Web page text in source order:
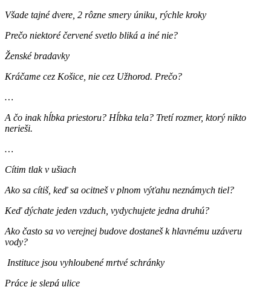
Všade tajné dvere, 2 rôzne smery úniku, rýchle kroky
Prečo niektoré červené svetlo bliká a iné nie?
Ženské bradavky
Kráčame cez Košice, nie cez Užhorod. Prečo?
…
A čo inak hĺbka priestoru? Hĺbka tela? Tretí rozmer, ktorý nikto
nerieši.
…
Cítim tlak v ušiach
Ako sa cítiš, keď sa ocitneš v plnom výťahu neznámych tiel?
Keď dýchate jeden vzduch, vydychujete jedna druhú?
Ako často sa vo verejnej budove dostaneš k hlavnému uzáveru
vody?
Instituce jsou vyhloubené mrtvé schránky
Práce je slepá ulice